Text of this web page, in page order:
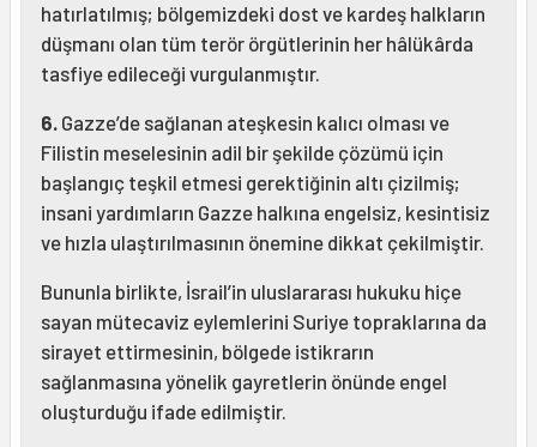
hatırlatılmış; bölgemizdeki dost ve kardeş halkların
düşmanı olan tüm terör örgütlerinin her hâlükârda
tasfiye edileceği vurgulanmıştır.
6. Gazze’de sağlanan ateşkesin kalıcı olması ve
Filistin meselesinin adil bir şekilde çözümü için
başlangıç teşkil etmesi gerektiğinin altı çizilmiş;
insani yardımların Gazze halkına engelsiz, kesintisiz
ve hızla ulaştırılmasının önemine dikkat çekilmiştir.
Bununla birlikte, İsrail’in uluslararası hukuku hiçe
sayan mütecaviz eylemlerini Suriye topraklarına da
sirayet ettirmesinin, bölgede istikrarın
sağlanmasına yönelik gayretlerin önünde engel
oluşturduğu ifade edilmiştir.